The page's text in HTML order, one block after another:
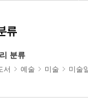
류
분류
서 예술 미술 미술